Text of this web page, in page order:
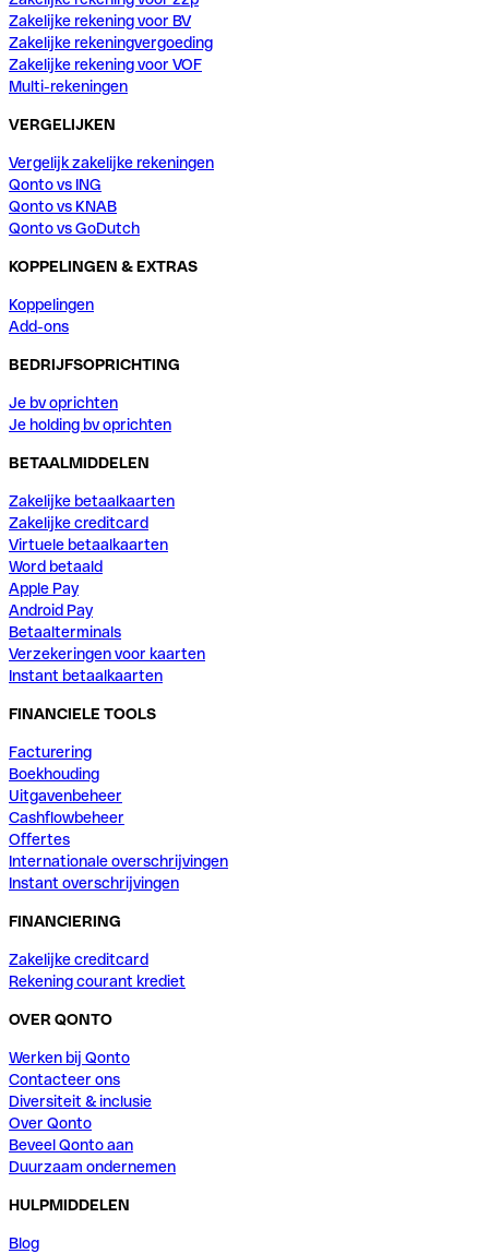
Zakelijke rekening voor BV
Zakelijke rekeningvergoeding
Zakelijke rekening voor VOF
Multi-rekeningen
VERGELIJKEN
Vergelijk zakelijke rekeningen
Qonto vs ING
Qonto vs KNAB
Qonto vs GoDutch
KOPPELINGEN & EXTRAS
Koppelingen
Add-ons
BEDRIJFSOPRICHTING
Je bv oprichten
Je holding bv oprichten
BETAALMIDDELEN
Zakelijke betaalkaarten
Zakelijke creditcard
Virtuele betaalkaarten
Word betaald
Apple Pay
Android Pay
Betaalterminals
Verzekeringen voor kaarten
Instant betaalkaarten
FINANCIELE TOOLS
Facturering
Boekhouding
Uitgavenbeheer
Cashflowbeheer
Offertes
Internationale overschrijvingen
Instant overschrijvingen
FINANCIERING
Zakelijke creditcard
Rekening courant krediet
OVER QONTO
Werken bij Qonto
Contacteer ons
Diversiteit & inclusie
Over Qonto
Beveel Qonto aan
Duurzaam ondernemen
HULPMIDDELEN
Blog